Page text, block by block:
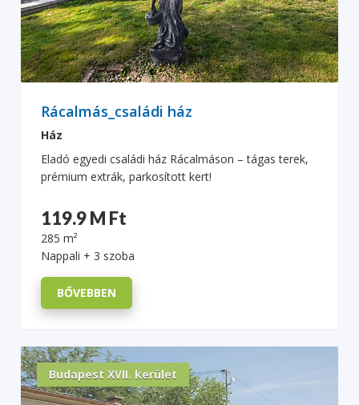
Rácalmás_családi ház
Ház
Eladó egyedi családi ház Rácalmáson – tágas terek,
prémium extrák, parkosított kert!
119.9 M Ft
285 m²
Nappali + 3 szoba
BŐVEBBEN
Budapest XVII. kerület